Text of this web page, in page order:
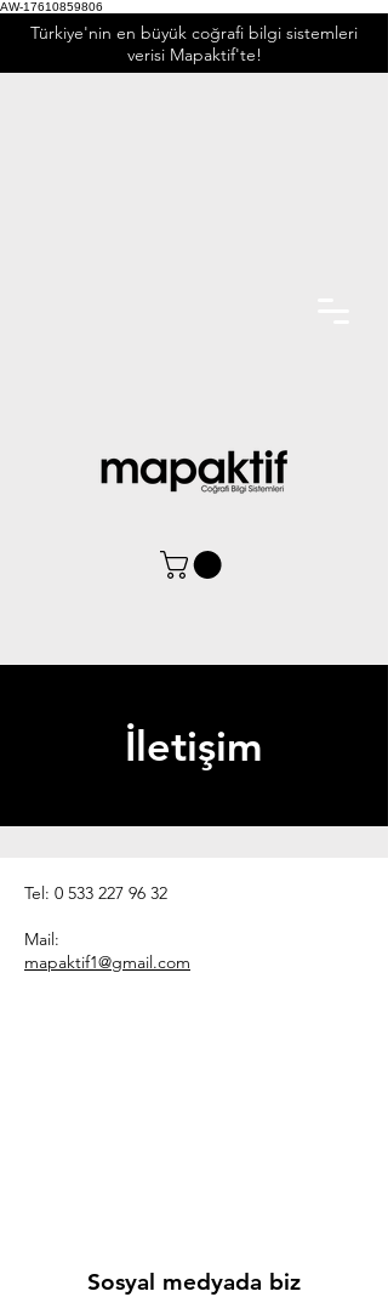
AW-17610859806
Türkiye'nin en büyük coğrafi bilgi sistemleri
verisi Mapaktif'te!
İletişim
Tel: 0 533 227 96 32
Mail:
mapaktif1@gmail.com
Sosyal medyada biz